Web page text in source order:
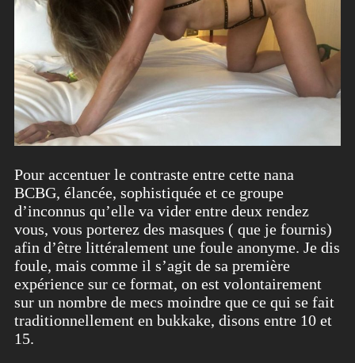
Pour accentuer le contraste entre cette nana
BCBG, élancée, sophistiquée et ce groupe
d’inconnus qu’elle va vider entre deux rendez
vous, vous porterez des masques ( que je fournis)
afin d’être littéralement une foule anonyme. Je dis
foule, mais comme il s’agit de sa première
expérience sur ce format, on est volontairement
sur un nombre de mecs moindre que ce qui se fait
traditionnellement en bukkake, disons entre 10 et
15.